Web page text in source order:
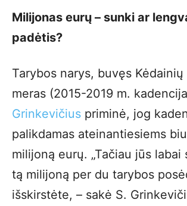
Milijonas eurų – sunki ar
padėtis?
Tarybos narys, buvęs Kėdainių
meras (2015-2019 m.
Grinkevičius priminė, jog
palikdamas ateinantiesiems
milijoną eurų. „Tačiau jūs labai
tą milijoną per du tarybos
išskirstėte, – sakė S.